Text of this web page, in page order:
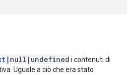
|null|undefined i contenuti di
Uguale a ciò che era stato